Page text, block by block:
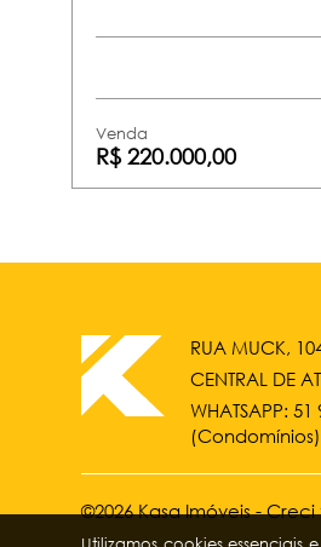
Venda
R$ 220.000,00
RUA MUCK,
CENTRAL DE
WHATSAPP: 51
(Condomínios)
©2026 Kasa Imóveis - Creci